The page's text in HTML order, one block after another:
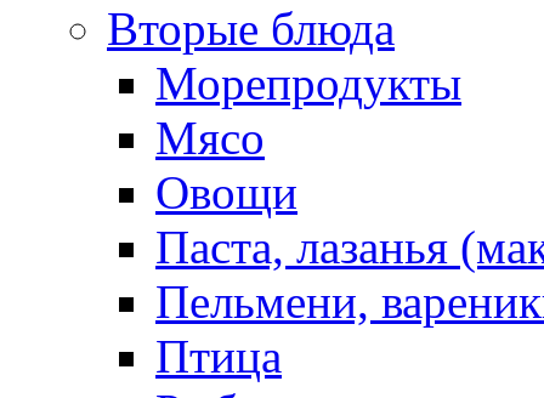
Вторые блюда
Морепродукты
Мясо
Овощи
Паста, лазанья
Пельмени,
Птица